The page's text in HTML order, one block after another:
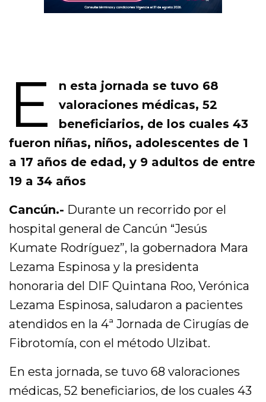
E
n esta jornada se tuvo 68
valoraciones médicas, 52
beneficiarios, de los cuales 43
fueron niñas, niños, adolescentes de 1
a 17 años de edad, y 9 adultos de entre
19 a 34 años
Cancún.- Durante un recorrido por el
hospital general de Cancún “Jesús
Kumate Rodríguez”, la gobernadora Mara
Lezama Espinosa y la presidenta
honoraria del DIF Quintana Roo, Verónica
Lezama Espinosa, saludaron a pacientes
atendidos en la 4ª Jornada de Cirugías de
Fibrotomía, con el método Ulzibat.
En esta jornada, se tuvo 68 valoraciones
médicas, 52 beneficiarios, de los cuales 43